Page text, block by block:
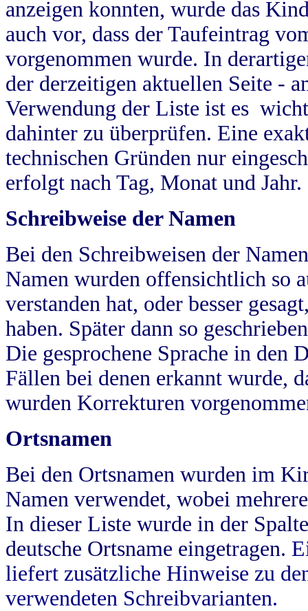
anzeigen konnten, wurde das
auch vor, dass der Taufeintrag
vorgenommen wurde. In
der derzeitigen aktuellen Seite -
Verwendung der Liste ist es
dahinter zu überprüfen. Eine
technischen Gründen nur
erfolgt nach Tag, Monat und Jahr.
Schreibweise der Namen
Bei den Schreibweisen der
Namen wurden offensichtlich so
verstanden hat, oder besser
haben. Später dann so
Die gesprochene Sprache in
Fällen bei denen erkannt wurde,
wurden Korrekturen
Ortsnamen
Bei den Ortsnamen wurden im
Namen verwendet, wobei
In dieser Liste wurde in der
deutsche Ortsname eingetragen.
liefert zusätzliche Hinweise zu
verwendeten Schreibvarianten.